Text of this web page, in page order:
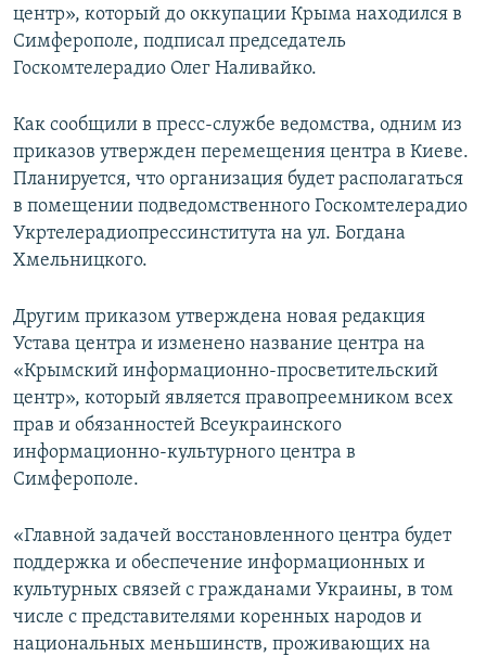
ПОБЕДИТЕЛЕЙ НЕ СУДЯТ?
КРЫМ.НЕПОКОРЕННЫЙ
УКРАИНСКАЯ ПРОБЛЕМА КРЫМА
ПРИСОЕДИНЯЙТЕСЬ!
Все сайты RFE/RL
центр», который до оккупации Крыма находился в
Симферополе, подписал председатель
Госкомтелерадио Олег Наливайко.
Как сообщили в пресс-службе ведомства, одним из
приказов утвержден перемещения центра в Киеве.
Планируется, что организация будет располагаться
в помещении подведомственного Госкомтелерадио
Укртелерадиопрессинститута на ул. Богдана
Хмельницкого.
Другим приказом утверждена новая редакция
Устава центра и изменено название центра на
«Крымский информационно-просветительский
центр», который является правопреемником всех
прав и обязанностей Всеукраинского
информационно-культурного центра в
Симферополе.
«Главной задачей восстановленного центра будет
поддержка и обеспечение информационных и
культурных связей с гражданами Украины, в том
числе с представителями коренных народов и
национальных меньшинств, проживающих на